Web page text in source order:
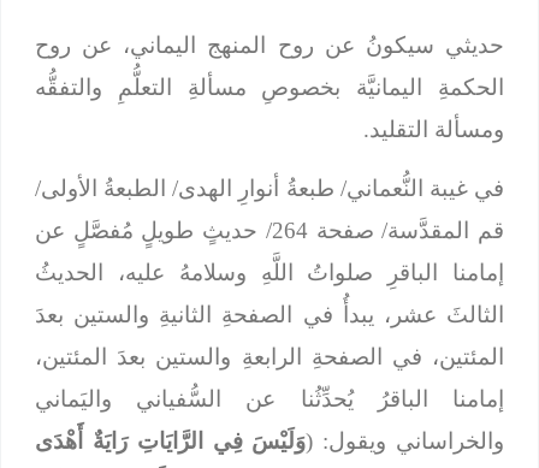
حديثي سيكونُ عن روح المنهج اليماني، عن روح
الحكمةِ اليمانيَّة بخصوصِ مسألةِ التعلُّمِ والتفقُّه
ومسألة التقليد.
في غيبة النُّعماني/ طبعةُ أنوارِ الهدى/ الطبعةُ الأولى/
قم المقدَّسة/ صفحة 264/ حديثٍ طويلٍ مُفصَّلٍ عن
إمامنا الباقرِ صلواتُ اللَّهِ وسلامهُ عليه، الحديثُ
الثالثَ عشر، يبدأُ في الصفحةِ الثانيةِ والستين بعدَ
المئتين، في الصفحةِ الرابعةِ والستين بعدَ المئتين،
إمامنا الباقرُ يُحدِّثُنا عن السُّفياني واليَماني
والخراساني ويقول: ( وَلَيْسَ فِي الرَّايَاتِ رَايَةٌ أَهْدَى